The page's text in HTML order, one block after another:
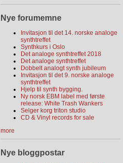
Nye forumemne
Invitasjon til det 14. norske analoge
synthtreffet
Synthkurs i Oslo
Det analoge synthtreffet 2018
Det analoge synthtreffet
Dobbelt analogt synth jubileum
Invitasjon til det 9. norske analoge
synthtreffet
Hjelp til synth bygging.
Ny norsk EBM label med første
release: White Trash Wankers
Selger korg triton studio
CD & Vinyl records for sale
more
Nye bloggpostar